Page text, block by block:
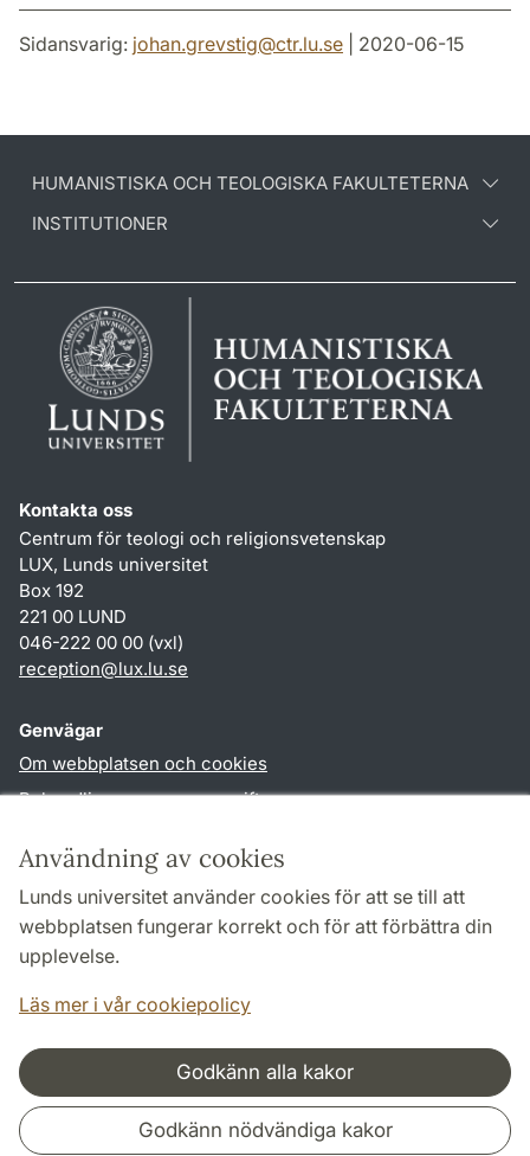
Användning av cookies
Lunds universitet använder cookies för att se till att
webbplatsen fungerar korrekt och för att förbättra din
upplevelse.
Läs mer i vår cookiepolicy
Godkänn alla kakor
Godkänn nödvändiga kakor
Sidansvarig: johan.grevstig@ctr.lu.se | 2020-06-15
HUMANISTISKA OCH TEOLOGISKA FAKULTETERNA
INSTITUTIONER
Kontakta oss
Centrum för teologi och religionsvetenskap
LUX, Lunds universitet
Box 192
221 00 LUND
046-222 00 00 (vxl)
reception@lux.lu.se
Genvägar
Om webbplatsen och cookies
Behandling av personuppgifter
TYPO3-login
Följ oss i sociala medier
Samarbeten och nätverk